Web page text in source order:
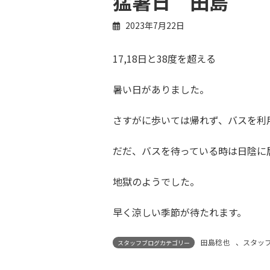
2023年7月22日
17,18日と38度を超える
暑い日がありました。
さすがに歩いては帰れず、バスを利
だだ、バスを待っている時は日陰に
地獄のようでした。
早く涼しい季節が待たれます。
スタッフブログカテゴリー 田島稔也 、 スタッ